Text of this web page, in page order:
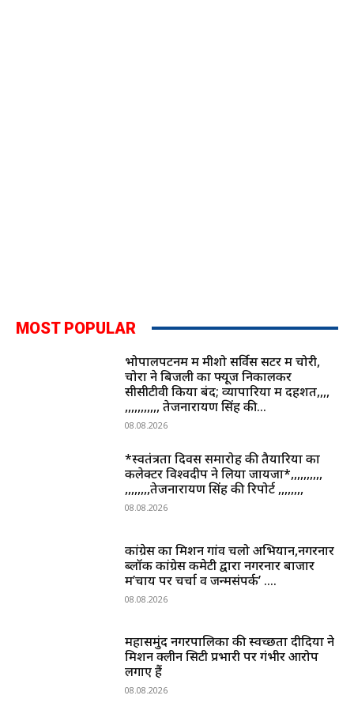
MOST POPULAR
भोपालपटनम में मीशो सर्विस सेंटर में चोरी,
चोरों ने बिजली का फ्यूज निकालकर
सीसीटीवी किया बंद; व्यापारियों में दहशत,,,,
,,,,,,,,,,, तेजनारायण सिंह की...
08.08.2026
*स्वतंत्रता दिवस समारोह की तैयारियों का
कलेक्टर विश्वदीप ने लिया जायजा*,,,,,,,,,,
,,,,,,,,तेजनारायण सिंह की रिपोर्ट ,,,,,,,,
08.08.2026
कांग्रेस का मिशन गांव चलो अभियान,नगरनार
ब्लॉक कांग्रेस कमेटी द्वारा नगरनार बाजार
में’चाय पर चर्चा व जन्मसंपर्क’ ….
08.08.2026
महासमुंद नगरपालिका की स्वच्छता दीदियों ने
मिशन क्लीन सिटी प्रभारी पर गंभीर आरोप
लगाए हैं
08.08.2026